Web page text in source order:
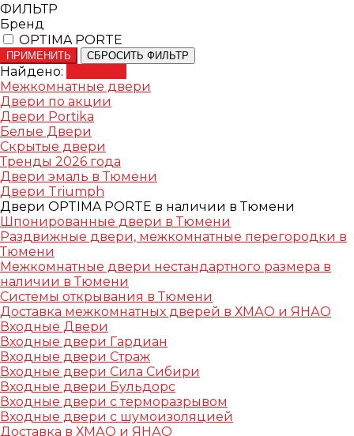
ФИЛЬТР
Бренд
OPTIMA PORTE
ПРИМЕНИТЬ СБРОСИТЬ ФИЛЬТР
Найдено:
Межкомнатные двери
Двери по акции
Двери Portika
Белые Двери
Скрытые двери
Тренды 2026 года
Двери эмаль в Тюмени
Двери Triumph
Двери OPTIMA PORTE в наличии в Тюмени
Шпонированные двери в Тюмени
Раздвижные двери, межкомнатные перегородки в
Тюмени
Межкомнатные двери нестандартного размера в
наличии в Тюмени
Системы открывания в Тюмени
Доставка межкомнатных дверей в ХМАО и ЯНАО
Входные Двери
Входные двери Гардиан
Входные двери Страж
Входные двери Сила Сибири
Входные двери Бульдорс
Входные двери с терморазрывом
Входные двери с шумоизоляцией
Доставка в ХМАО и ЯНАО